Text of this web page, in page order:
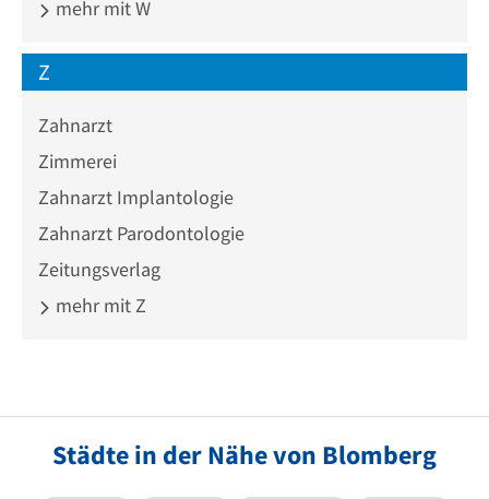
mehr mit W
Z
Zahnarzt
Zimmerei
Zahnarzt Implantologie
Zahnarzt Parodontologie
Zeitungsverlag
mehr mit Z
Städte in der Nähe von Blomberg